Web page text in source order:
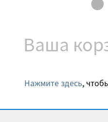
Ваша
Нажмите здесь,